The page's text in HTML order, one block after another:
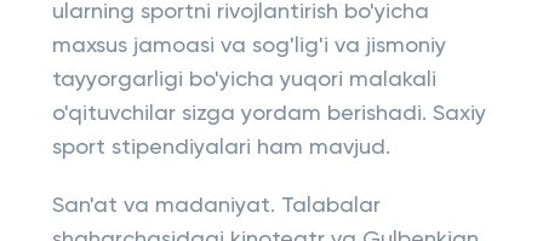
ularning sportni rivojlantirish bo'yicha
maxsus jamoasi va sog'lig'i va jismoniy
tayyorgarligi bo'yicha yuqori malakali
o'qituvchilar sizga yordam berishadi. Saxiy
sport stipendiyalari ham mavjud.
San'at va madaniyat. Talabalar